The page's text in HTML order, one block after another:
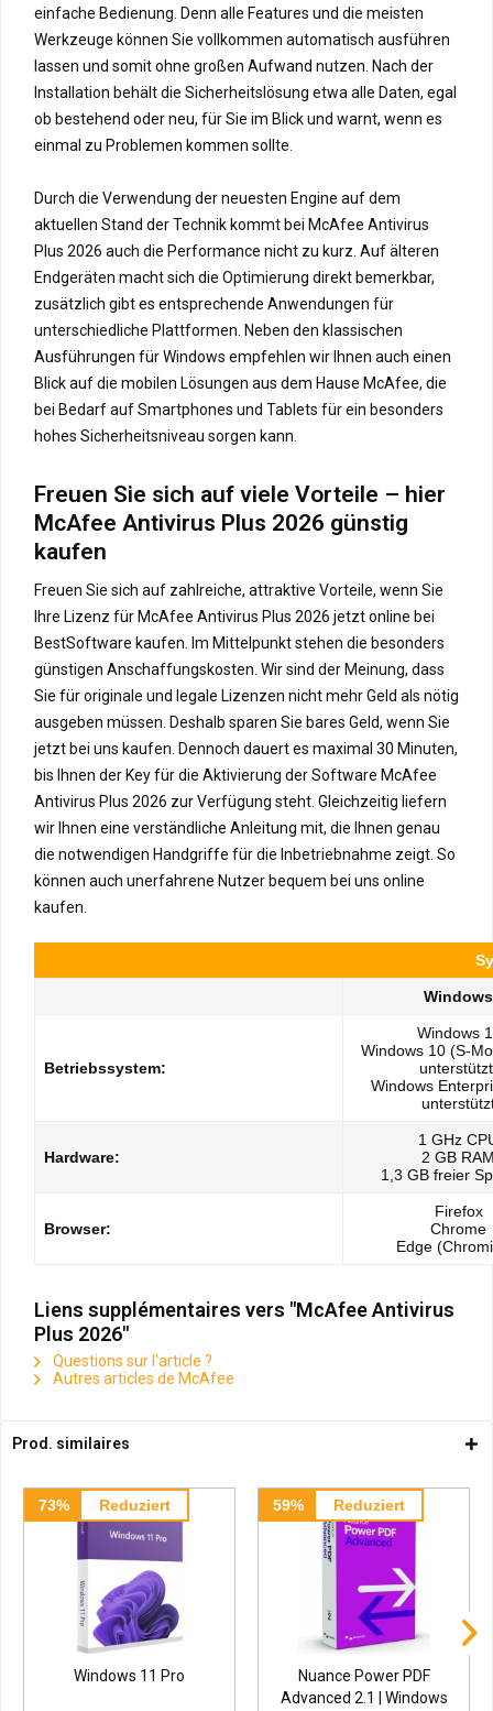
einfache Bedienung. Denn alle Features und die meisten
Werkzeuge können Sie vollkommen automatisch ausführen
lassen und somit ohne großen Aufwand nutzen. Nach der
Installation behält die Sicherheitslösung etwa alle Daten, egal
ob bestehend oder neu, für Sie im Blick und warnt, wenn es
einmal zu Problemen kommen sollte.
Durch die Verwendung der neuesten Engine auf dem
aktuellen Stand der Technik kommt bei McAfee Antivirus
Plus 2026 auch die Performance nicht zu kurz. Auf älteren
Endgeräten macht sich die Optimierung direkt bemerkbar,
zusätzlich gibt es entsprechende Anwendungen für
unterschiedliche Plattformen. Neben den klassischen
Ausführungen für Windows empfehlen wir Ihnen auch einen
Blick auf die mobilen Lösungen aus dem Hause McAfee, die
bei Bedarf auf Smartphones und Tablets für ein besonders
hohes Sicherheitsniveau sorgen kann.
Freuen Sie sich auf viele Vorteile – hier
McAfee Antivirus Plus 2026 günstig
kaufen
Freuen Sie sich auf zahlreiche, attraktive Vorteile, wenn Sie
Ihre Lizenz für McAfee Antivirus Plus 2026 jetzt online bei
BestSoftware kaufen. Im Mittelpunkt stehen die besonders
günstigen Anschaffungskosten. Wir sind der Meinung, dass
Sie für originale und legale Lizenzen nicht mehr Geld als nötig
ausgeben müssen. Deshalb sparen Sie bares Geld, wenn Sie
jetzt bei uns kaufen. Dennoch dauert es maximal 30 Minuten,
bis Ihnen der Key für die Aktivierung der Software McAfee
Antivirus Plus 2026 zur Verfügung steht. Gleichzeitig liefern
wir Ihnen eine verständliche Anleitung mit, die Ihnen genau
die notwendigen Handgriffe für die Inbetriebnahme zeigt. So
können auch unerfahrene Nutzer bequem bei uns online
kaufen.
Windows
Betriebssystem:
Windows
Windows 10 (S-
Windows
Hardware:
1 GHz
2 GB
1,3 GB freier
Browser:
Firefox
Chrome
Edge
Liens supplémentaires vers "McAfee Antivirus
Plus 2026"
Questions sur l'article ?
Autres articles de McAfee
Prod. similaires
73% Reduziert
Windows 11 Pro
59% Reduziert
Nuance Power PDF
Advanced 2.1 | Windows